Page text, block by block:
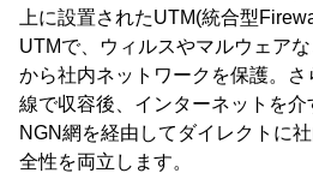
上に設置されたUTM(統合型
UTMで、ウィルスやマルウェア
から社内ネットワークを保護。
線で収容後、インターネットを
NGN網を経由してダイレクトに
全性を両立します。